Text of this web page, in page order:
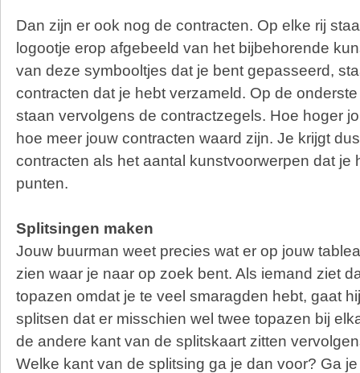
Dan zijn er ook nog de contracten. Op elke rij
logootje erop afgebeeld van het bijbehorende
van deze symbooltjes dat je bent gepasseerd,
contracten dat je hebt verzameld. Op de
staan vervolgens de contractzegels. Hoe hoger
hoe meer jouw contracten waard zijn. Je krijgt
contracten als het aantal kunstvoorwerpen dat je
punten.
Splitsingen maken
Jouw buurman weet precies wat er op jouw
zien waar je naar op zoek bent. Als iemand ziet
topazen omdat je te veel smaragden hebt, gaat
splitsen dat er misschien wel twee topazen bij
de andere kant van de splitskaart zitten
Welke kant van de splitsing ga je dan voor? Ga